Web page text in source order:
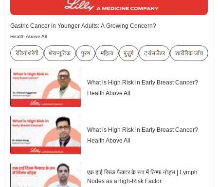
Gastric Cancer in Younger Adults: A Growing Concern?
Health Above All
रेडियोथेरेपी थेराप्यूटिक पुरुष महिला बुज़ुर्ग ट्रांसजेंडर शारीरिक जाँच
What is High Risk in Early Breast Cancer?
Health Above All
What is High Risk in Early Breast Cancer?
Health Above All
एक हाई रिस्क फैक्टर के रूप में लिम्फ नोड्स | Lymph
Nodes as aHigh-Risk Factor